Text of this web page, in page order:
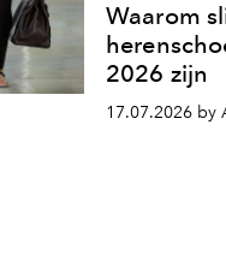
Waarom
2026 zijn
17.07.2026 by